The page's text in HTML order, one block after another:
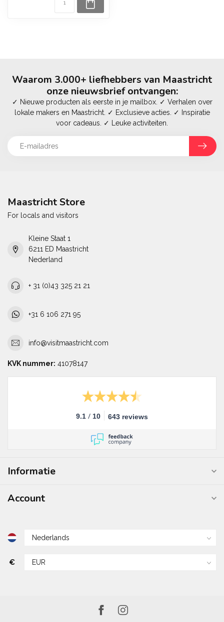
Waarom 3.000+ liefhebbers van Maastricht
onze nieuwsbrief ontvangen:
✓ Nieuwe producten als eerste in je mailbox. ✓ Verhalen over
lokale makers en Maastricht. ✓ Exclusieve acties. ✓ Inspiratie
voor cadeaus. ✓ Leuke activiteiten.
Maastricht Store
For locals and visitors
Kleine Staat 1
6211 ED Maastricht
Nederland
+ 31 (0)43 325 21 21
+31 6 106 271 95
info@visitmaastricht.com
KVK nummer: 41078147
9.1 / 10 643 reviews
Informatie
Account
€